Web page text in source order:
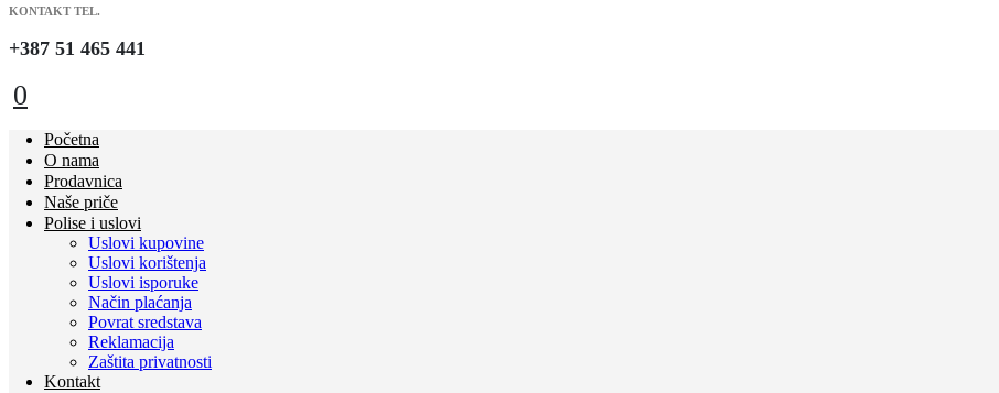
KONTAKT TEL.
+387 51 465 441
0
Početna
O nama
Prodavnica
Naše priče
Polise i uslovi
Uslovi kupovine
Uslovi korištenja
Uslovi isporuke
Način plaćanja
Povrat sredstava
Reklamacija
Zaštita privatnosti
Kontakt